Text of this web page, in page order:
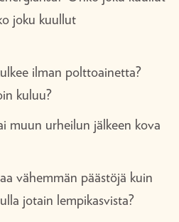
joku kuullut
ilman polttoainetta?
kuluu?
muun urheilun jälkeen kova
vähemmän päästöjä kuin
jotain lempikasvista?